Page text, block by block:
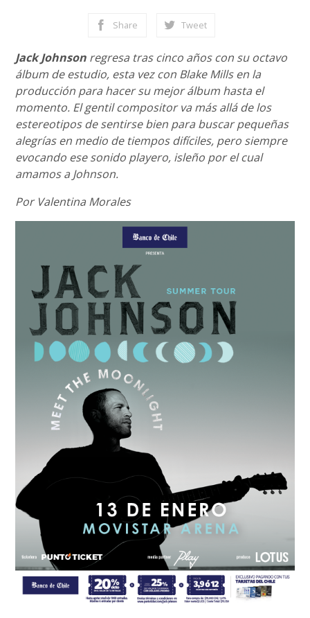
Share Tweet
Jack Johnson regresa tras cinco años con su octavo
álbum de estudio, esta vez con Blake Mills en la
producción para hacer su mejor álbum hasta el
momento. El gentil compositor va más allá de los
estereotipos de sentirse bien para buscar pequeñas
alegrías en medio de tiempos difíciles, pero siempre
evocando ese sonido playero, isleño por el cual
amamos a Johnson.
Por Valentina Morales